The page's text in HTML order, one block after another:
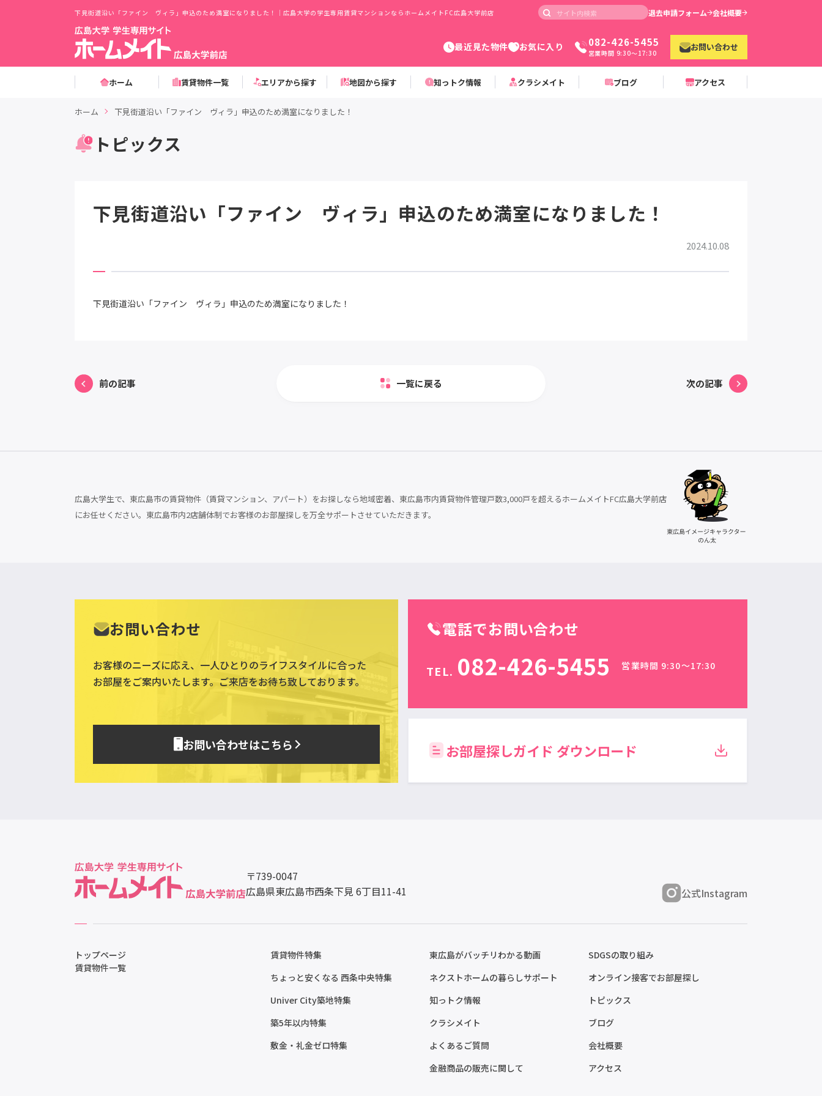
下見街道沿い「ファイン ヴィラ」申込のため満室になりました！｜広島大学の学生専用賃貸マンションならホームメイトFC広島大学前店 退去申請フォーム 会社概要
最近見た物件 お気に入り 082-426-5455
営業時間 9:30〜17:30
お問い合わせ
ホーム 賃貸物件一覧 エリアから探す 地図から探す 知っトク情報 クラシメイト ブログ アクセス
ホーム 下見街道沿い「ファイン ヴィラ」申込のため満室になりました！
トピックス
下見街道沿い「ファイン ヴィラ」申込のため満室になりました！
2024.10.08
下見街道沿い「ファイン ヴィラ」申込のため満室になりました！
前の記事 一覧に戻る 次の記事
広島大学生で、東広島市の賃貸物件（賃貸マンション、アパート）をお探しなら地域密着、東広島市内賃貸物件管理戸数3,000戸を超えるホームメイトFC広島大学前店
にお任せください。東広島市内2店舗体制でお客様のお部屋探しを万全サポートさせていただきます。
お問い合わせ
お客様のニーズに応え、一人ひとりのライフスタイルに合った
お部屋をご案内いたします。ご来店をお待ち致しております。
お問い合わせはこちら
電話でお問い合わせ
TEL. 082-426-5455 営業時間 9:30〜17:30
お部屋探しガイド ダウンロード
〒739-0047
広島県東広島市西条下見 6丁目11-41
公式Instagram
トップページ
賃貸物件一覧
賃貸物件特集
ちょっと安くなる 西条中央特集
Univer City築地特集
築5年以内特集
敷金・礼金ゼロ特集
東広島がバッチリわかる動画
ネクストホームの暮らしサポート
知っトク情報
クラシメイト
よくあるご質問
金融商品の販売に関して
SDGSの取り組み
オンライン接客でお部屋探し
トピックス
ブログ
会社概要
アクセス